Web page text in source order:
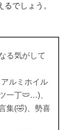
でしょう。
る気がして
ルミホイル
一丁🩲…)、
集(🤣)、勢喜